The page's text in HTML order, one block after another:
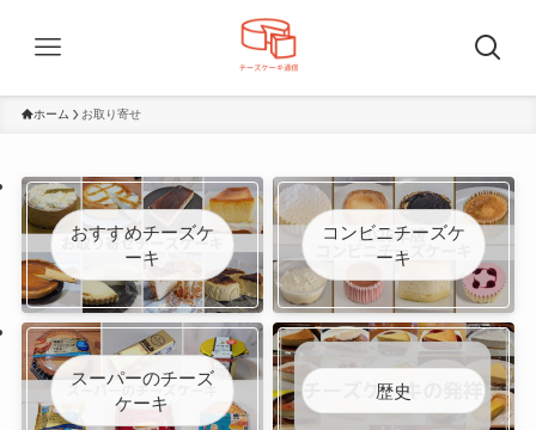
ホーム お取り寄せ
おすすめチーズケ
ーキ
コンビニチーズケ
ーキ
スーパーのチーズ
ケーキ
歴史